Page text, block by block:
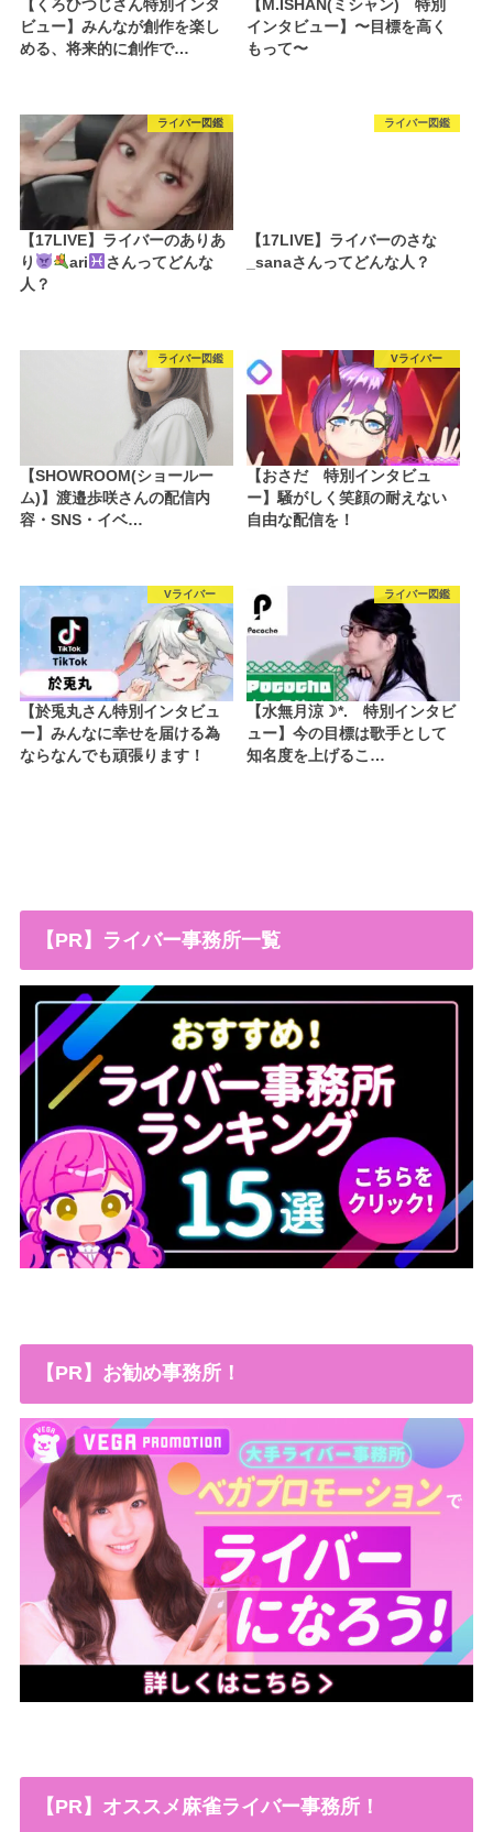
【くろひつじさん特別インタ
ビュー】みんなが創作を楽し
める、将来的に創作で…
【M.ISHAN(ミシャン) 特別
インタビュー】〜目標を高く
もって〜
ライバー図鑑
【17LIVE】ライバーのありあ
り
ari
さんってどんな
人？
ライバー図鑑
【17LIVE】ライバーのさな
_sanaさんってどんな人？
ライバー図鑑
【SHOWROOM(ショールー
ム)】渡邉歩咲さんの配信内
容・SNS・イベ…
Vライバー
【おさだ 特別インタビュ
ー】騒がしく笑顔の耐えない
自由な配信を！
Vライバー
【於兎丸さん特別インタビュ
ー】みんなに幸せを届ける為
ならなんでも頑張ります！
ライバー図鑑
【水無月涼☽*. 特別インタビ
ュー】今の目標は歌手として
知名度を上げるこ…
【PR】ライバー事務所一覧
【PR】お勧め事務所！
【PR】オススメ麻雀ライバー事務所！